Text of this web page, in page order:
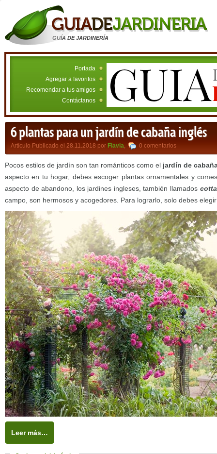
GUÍA DE JARDINERÍA
Portada
Agregar a favoritos
Recomendar a tus amigos
Contáctanos
6 plantas para un jardín de cabaña inglés
Artículo Publicado el 28.11.2018 por Flavia, 0 comentarios
Pocos estilos de jardín son tan románticos como el jardín de
aspecto en tu hogar, debes escoger plantas ornamentales y
aspecto de abandono, los jardines ingleses, también llamados
campo, son hermosos y acogedores. Para lograrlo, solo debes
Leer más…